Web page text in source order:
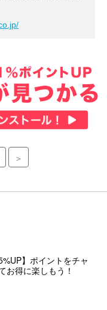
＞
】ポイントをチャ
お得に楽しもう！